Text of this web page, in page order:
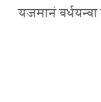
यजमानं वर्धयन्वा